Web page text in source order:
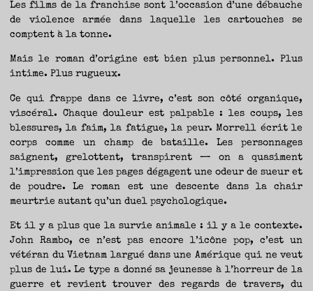
Les films de la franchise sont l’occasion d’une débauche
de violence armée dans laquelle les cartouches se
comptent à la tonne.
Mais le roman d’origine est bien plus personnel. Plus
intime. Plus rugueux.
Ce qui frappe dans ce livre, c’est son côté organique,
viscéral. Chaque douleur est palpable : les coups, les
blessures, la faim, la fatigue, la peur. Morrell écrit le
corps comme un champ de bataille. Les personnages
saignent, grelottent, transpirent — on a quasiment
l’impression que les pages dégagent une odeur de sueur et
de poudre. Le roman est une descente dans la chair
meurtrie autant qu’un duel psychologique.
Et il y a plus que la survie animale : il y a le contexte.
John Rambo, ce n’est pas encore l’icône pop, c’est un
vétéran du Vietnam largué dans une Amérique qui ne veut
plus de lui. Le type a donné sa jeunesse à l’horreur de la
guerre et revient trouver des regards de travers, du